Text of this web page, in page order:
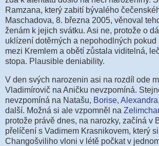
Ramzana, který zabití bývalého
Maschadova, 8. března 2005, věnoval
ženám k jejich svátku. Asi ne, protože o
uklízení dotěrných a nepohodlných pokud
mezi Kremlem a obětí zůstala viditelná,
stopa. Plausible deniability.
V den svých narozenin asi na rozdíl ode
Vladimírovič na Aničku nevzpomíná.
nevzpomíná na Natašu, Borise, Alexandra,
další. Možná si ale vzpomněl na
protože právě dnes, na narozky, začíná v
přelíčení s Vadimem Krasnikovem, který
Changošviliho vloni v létě počkat v